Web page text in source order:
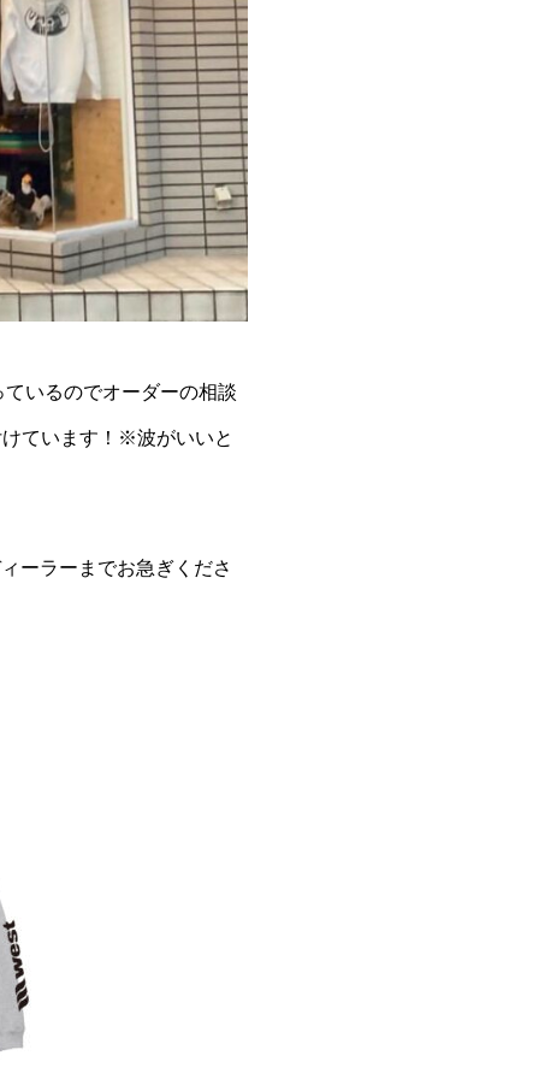
いるのでオーダーの相談
ています！※波がいいと
ーラーまでお急ぎくださ